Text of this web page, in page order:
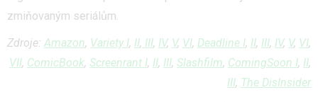
zmiňovaným seriálům.
Zdroje: Amazon, Variety I, II, III, IV, V, VI, Deadline I, II, III, IV, V, VI,
VII, ComicBook, Screenrant I, II, III, Slashfilm, ComingSoon I, II,
III, The DisInsider